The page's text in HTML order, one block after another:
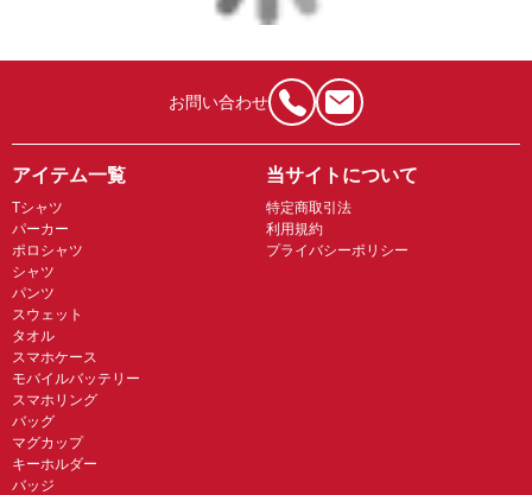
お問い合わせ
アイテム一覧
Tシャツ
パーカー
ポロシャツ
シャツ
パンツ
スウェット
タオル
スマホケース
モバイルバッテリー
スマホリング
バッグ
マグカップ
キーホルダー
バッジ
当サイトについて
特定商取引法
利用規約
プライバシーポリシー